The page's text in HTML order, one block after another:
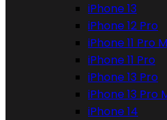
iPhone 13
iPhone 12 Pro
iPhone 11 Pro
iPhone 11 Pro
iPhone 13 Pro
iPhone 13 Pro
iPhone 14